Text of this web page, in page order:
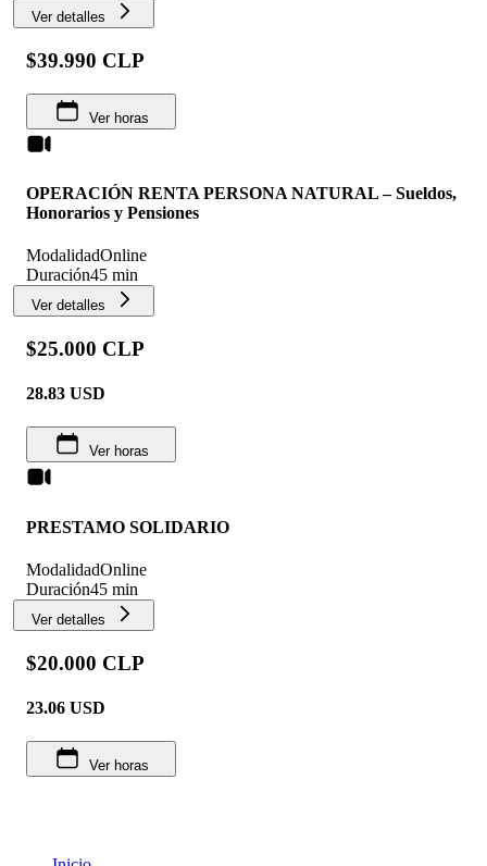
Ver detalles
$39.990 CLP
Ver horas
OPERACIÓN RENTA PERSONA NATURAL – Sueldos,
Honorarios y Pensiones
ModalidadOnline
Duración45 min
Ver detalles
$25.000 CLP
28.83 USD
Ver horas
PRESTAMO SOLIDARIO
ModalidadOnline
Duración45 min
Ver detalles
$20.000 CLP
23.06 USD
Ver horas